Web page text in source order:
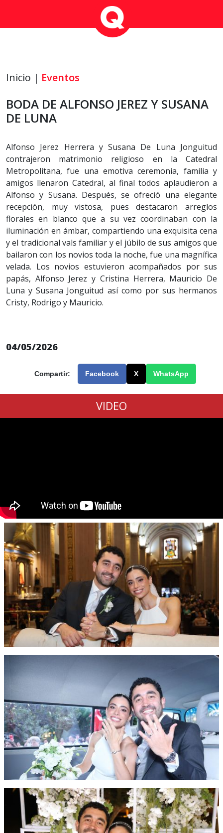
Inicio | Eventos
BODA DE ALFONSO JEREZ Y SUSANA
DE LUNA
Alfonso Jerez Herrera y Susana De Luna Jonguitud
contrajeron matrimonio religioso en la Catedral
Metropolitana, fue una emotiva ceremonia, familia y
amigos llenaron Catedral, al final todos aplaudieron a
Alfonso y Susana. Después, se ofreció una elegante
recepción, muy vistosa, pues destacaron arreglos
florales en blanco que a su vez coordinaban con la
iluminación en ámbar, compartiendo una exquisita cena
y el tradicional vals familiar y el júbilo de sus amigos que
bailaron con los novios toda la noche, fue una magnífica
velada. Los novios estuvieron acompañados por sus
papás, Alfonso Jerez y Cristina Herrera, Mauricio De
Luna y Susana Jonguitud así como por sus hermanos
Cristy, Rodrigo y Mauricio.
04/05/2026
Compartir: Facebook X WhatsApp
VIDEO